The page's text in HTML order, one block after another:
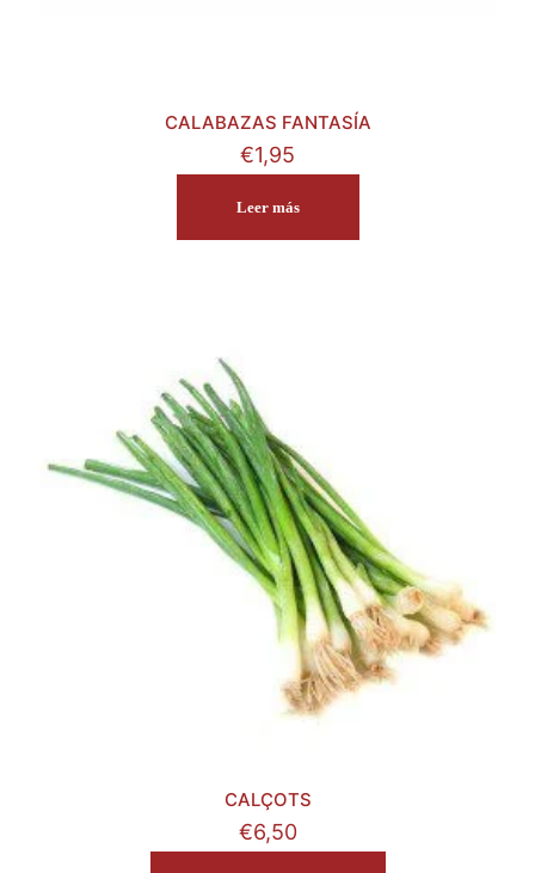
CALABAZAS FANTASÍA
€1,95
Leer más
CALÇOTS
€6,50